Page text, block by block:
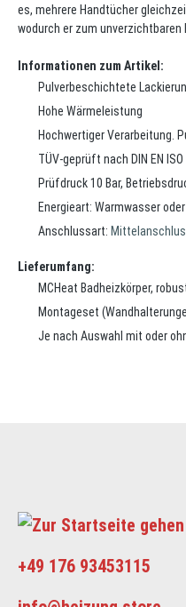
es, mehrere Handtücher
wodurch er zum unverzichtbaren
Informationen zum Artikel:
Pulverbeschichtete
Hohe Wärmeleistung
Hochwertiger Verarbeitung.
TÜV-geprüft nach DIN EN
Prüfdruck 10 Bar,
Energieart: Warmwasser
Anschlussart:
Lieferumfang:
MCHeat Badheizkörper,
Montageset
Je nach Auswahl mit oder
+49 176 93453115